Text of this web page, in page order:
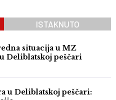
ISTAKNUTO
situacija u MZ
Deliblatskoj peščari
u Deliblatskoj peščari: